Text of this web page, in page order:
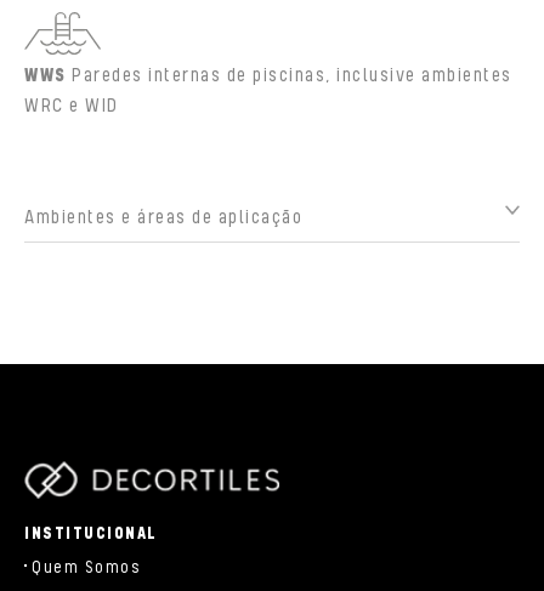
WWS Paredes internas de piscinas, inclusive ambientes
WRC e WID
Ambientes e áreas de aplicação
INSTITUCIONAL
Quem Somos